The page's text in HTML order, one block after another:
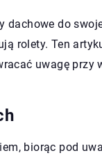
do
rolety. Ten
uwagę przy
biorąc pod